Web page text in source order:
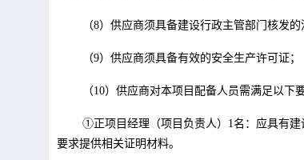
（8）供应商须具备建设行政主管部门核发
（9）供应商须具备有效的安全生产许可证；
（10）供应商对本项目配备人员需满足以下要
①正项目经理（项目负责人）1名：应具有
要求提供相关证明材料。